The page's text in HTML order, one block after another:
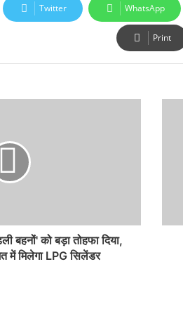
Twitter WhatsApp
Print
बहनों' को बड़ा तोहफा दिया,
में मिलेगा LPG सिलेंडर